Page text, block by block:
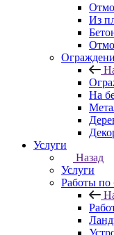
Из
На
Услуги
Назад
Услуги
Работы по